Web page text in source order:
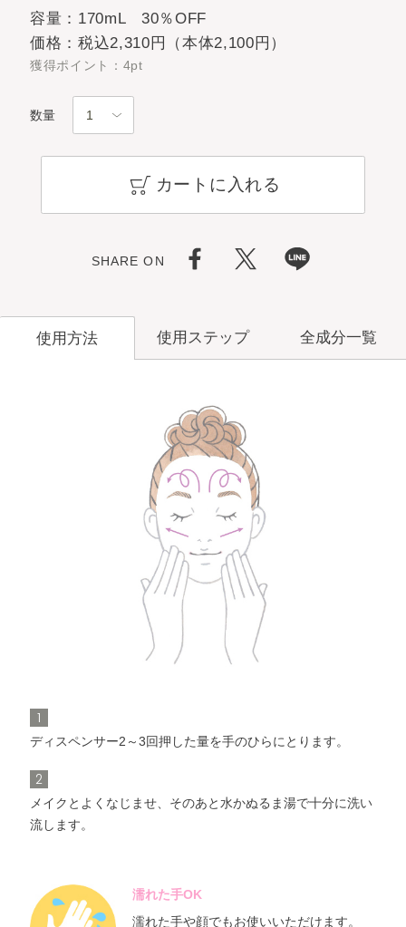
容量：170mL 30％OFF
価格：税込2,310円（本体2,100円）
獲得ポイント：4pt
数量
カートに入れる
SHARE ON
使用方法
1
ディスペンサー2～3回押した量を手のひらにとります。
2
メイクとよくなじませ、そのあと水かぬるま湯で十分に洗い
流します。
濡れた手OK
濡れた手や顔でもお使いいただけます。
使用ステップ
メークオフ ミルク
洗顔料
角層ケア化粧水
全成分一覧